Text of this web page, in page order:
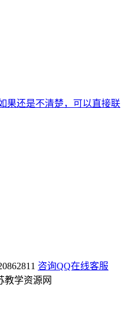
果还是不清楚，可以直接联
咨询QQ在线客服
教学资源网